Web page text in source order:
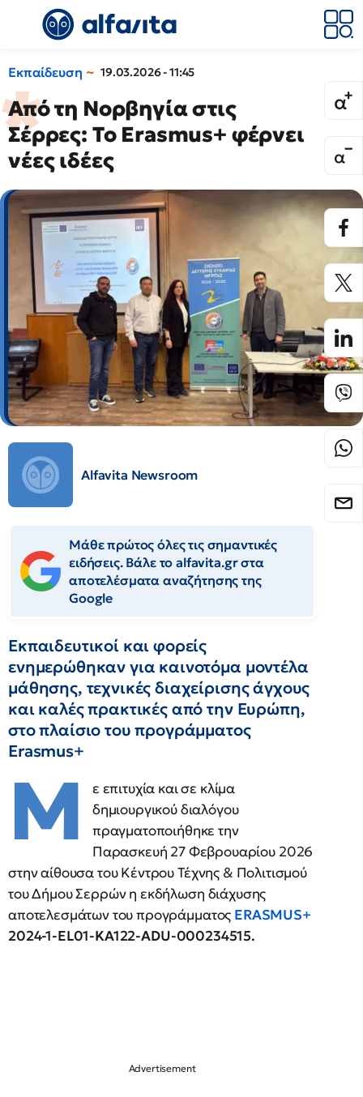
Εκπαίδευση 19.03.2026 - 11:45
Από τη Νορβηγία στις
Σέρρες: Το Erasmus+ φέρνει
νέες ιδέες
Alfavita Newsroom
Μάθε πρώτος όλες τις σημαντικές
ειδήσεις. Βάλε το alfavita.gr στα
αποτελέσματα αναζήτησης της
Google
Εκπαιδευτικοί και φορείς
ενημερώθηκαν για καινοτόμα μοντέλα
μάθησης, τεχνικές διαχείρισης άγχους
και καλές πρακτικές από την Ευρώπη,
στο πλαίσιο του προγράμματος
Erasmus+
Μ
ε επιτυχία και σε κλίμα
δημιουργικού διαλόγου
πραγματοποιήθηκε την
Παρασκευή 27 Φεβρουαρίου 2026
στην αίθουσα του Κέντρου Τέχνης & Πολιτισμού
του Δήμου Σερρών η εκδήλωση διάχυσης
αποτελεσμάτων του προγράμματος ERASMUS+
2024-1-EL01-KA122-ADU-000234515.